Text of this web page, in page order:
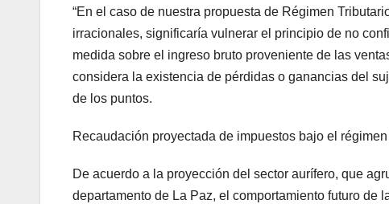
“En el caso de nuestra propuesta de Régimen
irracionales, significaría vulnerar el principio de no
medida sobre el ingreso bruto proveniente de las
considera la existencia de pérdidas o ganancias del
de los puntos.
Recaudación proyectada de impuestos bajo el
De acuerdo a la proyección del sector aurífero, que
departamento de La Paz, el comportamiento futuro